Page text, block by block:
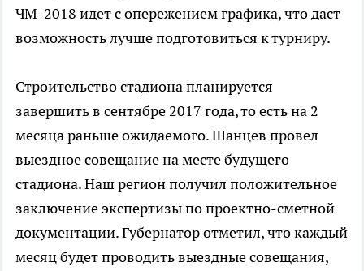
ЧМ-2018 идет с опережением графика, что даст
возможность лучше подготовиться к турниру.
Строительство стадиона планируется
завершить в сентябре 2017 года, то есть на 2
месяца раньше ожидаемого. Шанцев провел
выездное совещание на месте будущего
стадиона. Наш регион получил положительное
заключение экспертизы по проектно-сметной
документации. Губернатор отметил, что каждый
месяц будет проводить выездные совещания,